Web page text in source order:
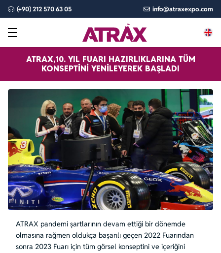
(+90) 212 570 63 05 info@atraxexpo.com
ATRAX,10. YIL FUARI HAZIRLIKLARINA TÜM
KONSEPTINI YENILEYEREK BAŞLADI
ATRAX pandemi şartlarının devam ettiği bir dönemde
olmasına rağmen oldukça başarılı geçen 2022 Fuarından
sonra 2023 Fuarı için tüm görsel konseptini ve içeriğini